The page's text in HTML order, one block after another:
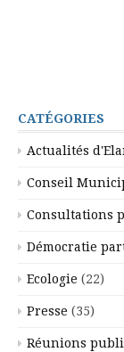
CATÉGORIES
Actualités
Conseil
Consultations
Démocratie
Ecologie (22)
Presse (35)
Réunions